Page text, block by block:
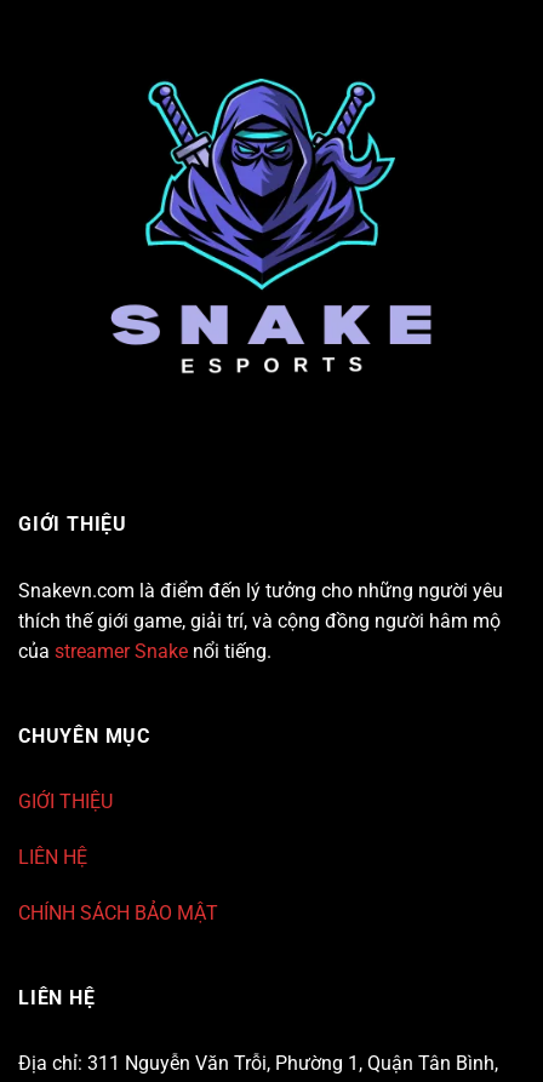
GIỚI THIỆU
Snakevn.com là điểm đến lý tưởng cho những người yêu
thích thế giới game, giải trí, và cộng đồng người hâm mộ
của streamer Snake nổi tiếng.
CHUYÊN MỤC
GIỚI THIỆU
LIÊN HỆ
CHÍNH SÁCH BẢO MẬT
LIÊN HỆ
Địa chỉ: 311 Nguyễn Văn Trỗi, Phường 1, Quận Tân Bình,